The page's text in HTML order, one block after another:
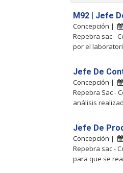
M92 | Jefe
Concepción |
Repebra sac -
por el
Jefe De
Concepción |
Repebra Sac -
análisis
Jefe De
Concepción |
Repebra sac -
para que se